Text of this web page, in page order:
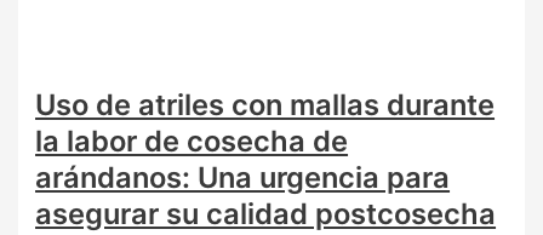
Uso de atriles con mallas durante
la labor de cosecha de
arándanos: Una urgencia para
asegurar su calidad postcosecha